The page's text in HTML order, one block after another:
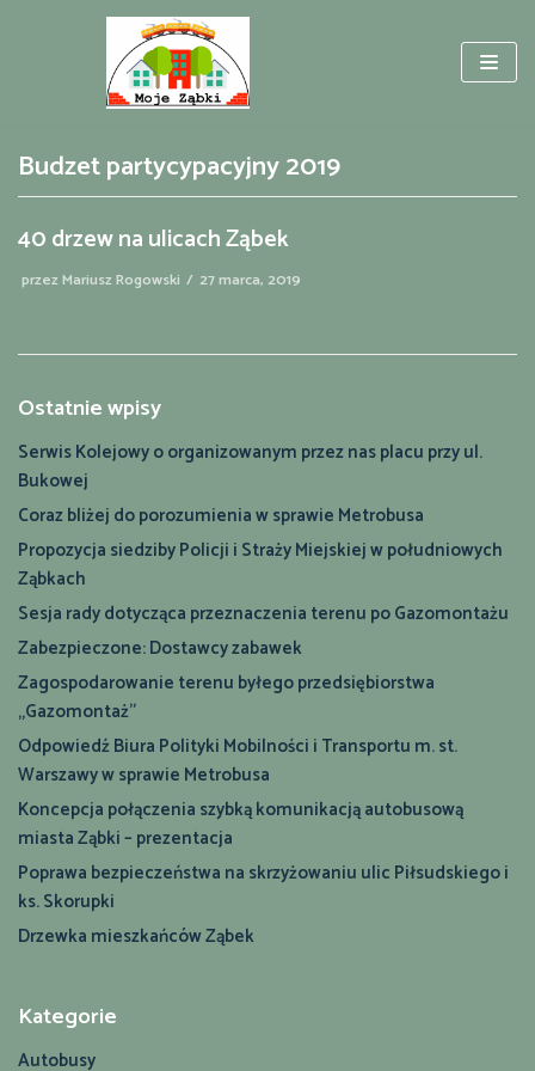
Budzet partycypacyjny 2019
40 drzew na ulicach Ząbek
przezMariusz Rogowski 27 marca, 2019
Ostatnie wpisy
Serwis Kolejowy o organizowanym przez nas placu przy ul.
Bukowej
Coraz bliżej do porozumienia w sprawie Metrobusa
Propozycja siedziby Policji i Straży Miejskiej w południowych
Ząbkach
Sesja rady dotycząca przeznaczenia terenu po Gazomontażu
Zabezpieczone: Dostawcy zabawek
Zagospodarowanie terenu byłego przedsiębiorstwa
„Gazomontaż”
Odpowiedź Biura Polityki Mobilności i Transportu m. st.
Warszawy w sprawie Metrobusa
Koncepcja połączenia szybką komunikacją autobusową
miasta Ząbki – prezentacja
Poprawa bezpieczeństwa na skrzyżowaniu ulic Piłsudskiego i
ks. Skorupki
Drzewka mieszkańców Ząbek
Kategorie
Autobusy